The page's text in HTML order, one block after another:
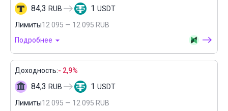
84,3 RUB 1 USDT
Лимиты12 095 — 12 095 RUB
Подробнее
Доходность:- 2,9%
84,3 RUB 1 USDT
Лимиты12 095 — 12 095 RUB